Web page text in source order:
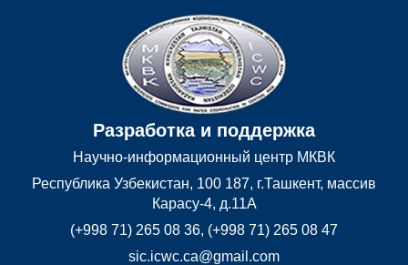
Разработка и поддержка
Научно-информационный центр МКВК
Республика Узбекистан, 100 187, г.Ташкент, массив
Карасу-4, д.11А
(+998 71) 265 08 36, (+998 71) 265 08 47
sic.icwc.ca@gmail.com